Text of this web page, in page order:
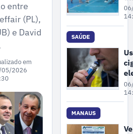
entre
(PL),
e David
em
05/2026
de
SAÚDE
MANAUS